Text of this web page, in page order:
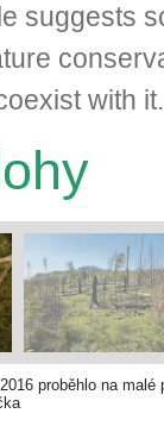
suggests
with it.
proběhlo na